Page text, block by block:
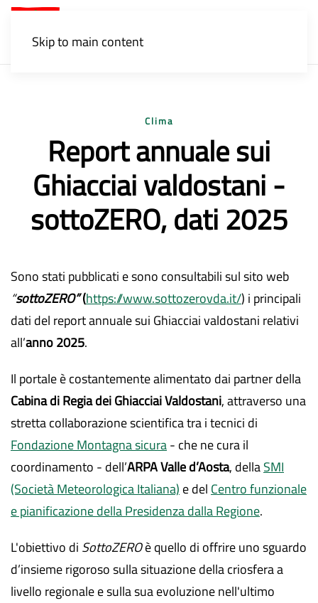
Skip to main content
Clima
Report annuale sui
Ghiacciai valdostani -
sottoZERO, dati 2025
Sono stati pubblicati e sono consultabili sul sito web
“sottoZERO”(https://www.sottozerovda.it/) i principali
dati del report annuale sui Ghiacciai valdostani relativi
all’anno 2025.
Il portale è costantemente alimentato dai partner della
Cabina di Regia dei Ghiacciai Valdostani, attraverso una
stretta collaborazione scientifica tra i tecnici di
Fondazione Montagna sicura- che ne cura il
coordinamento - dell’ARPA Valle d’Aosta, dellaSMI
(Società Meteorologica Italiana) e del Centro funzionale
e pianificazione della Presidenza dalla Regione.
L'obiettivo di SottoZEROè quello di offrire uno sguardo
d’insieme rigoroso sulla situazione della criosfera a
livello regionale e sulla sua evoluzione nell'ultimo